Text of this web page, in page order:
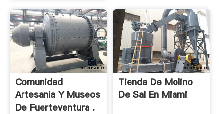
Comunidad
Artesanía Y Museos
De Fuerteventura .
Tienda De Molino
De Sal En Miami